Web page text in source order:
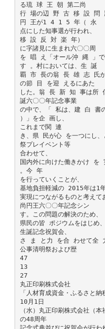
る琉 球 王 朝 第二尚
行 場の辺 野 古 移 設 問
円 王が1 4 1 5 年（ 永
点にした知事選が行われ、
移 設 反 対 楽 年）
に字諸見に生まれ六〇〇周
を 唱 え「オール沖 縄 」
す 。村においては、生 誕
覇 市 長の翁 長 雄 志 氏
の節 目 を迎 えるにあた
した。翁 長 新 知 事は所
誕六〇〇年記念事業
の中で、「 私は、建 白
）」を企 画し、
これまで関 連
き、県 民が心 を一つにし
祭プレイベント等
合わせて、
国内外に向けた働きかけ
。今 年
を行っていくことが、
基地負担軽減の 2015年は1
実現につながるものと考えて
尚円王六〇〇年記念シン
す。この問題の解決のため、
県民の皆 ポジウムをはじめ、
生誕記念祝賀会、
さ ま と力 を合 わせて全
公事清明祭および歴
47
13
27
丸正印刷株式会社
「人材育成資金・ふるさと納
10月1日
（水）丸正印刷株式会社（本
の48周年
記念式典並びに祝賀会が行わ